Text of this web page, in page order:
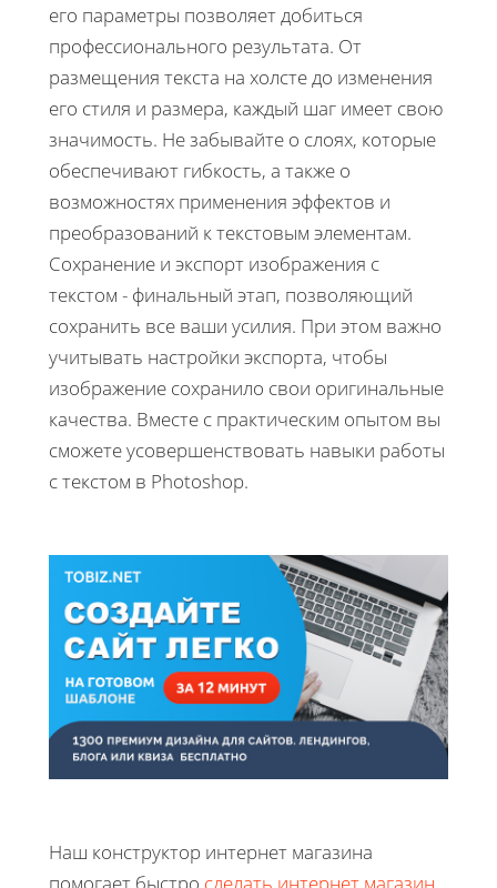
его параметры позволяет добиться
профессионального результата. От
размещения текста на холсте до изменения
его стиля и размера, каждый шаг имеет свою
значимость. Не забывайте о слоях, которые
обеспечивают гибкость, а также о
возможностях применения эффектов и
преобразований к текстовым элементам.
Сохранение и экспорт изображения с
текстом - финальный этап, позволяющий
сохранить все ваши усилия. При этом важно
учитывать настройки экспорта, чтобы
изображение сохранило свои оригинальные
качества. Вместе с практическим опытом вы
сможете усовершенствовать навыки работы
с текстом в Photoshop.
Наш конструктор интернет магазина